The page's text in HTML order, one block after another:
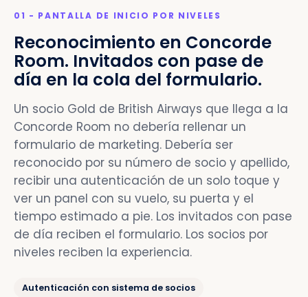
01 - PANTALLA DE INICIO POR NIVELES
Reconocimiento en Concorde
Room. Invitados con pase de
día en la cola del formulario.
Un socio Gold de British Airways que llega a la
Concorde Room no debería rellenar un
formulario de marketing. Debería ser
reconocido por su número de socio y apellido,
recibir una autenticación de un solo toque y
ver un panel con su vuelo, su puerta y el
tiempo estimado a pie. Los invitados con pase
de día reciben el formulario. Los socios por
niveles reciben la experiencia.
Autenticación con sistema de socios